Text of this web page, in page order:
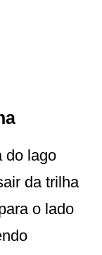
do lago
da trilha
o lado